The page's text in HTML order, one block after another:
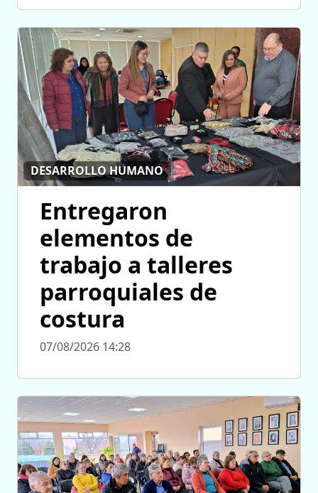
DESARROLLO HUMANO
Entregaron
elementos de
trabajo a talleres
parroquiales de
costura
07/08/2026 14:28